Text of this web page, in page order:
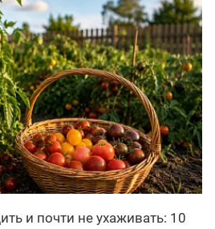
и почти не ухаживать: 10